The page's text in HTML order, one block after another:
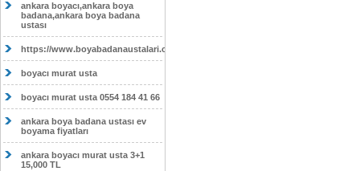
ankara boyacı,ankara boya
badana,ankara boya badana
ustası
https://www.boyabadanaustalari.com/
boyacı murat usta
boyacı murat usta 0554 184 41 66
ankara boya badana ustası ev
boyama fiyatları
ankara boyacı murat usta 3+1
15,000 TL